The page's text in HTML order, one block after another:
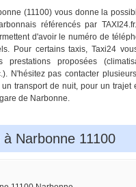
(11100) vous donne la
référencés par
d'avoir le numéro de
Pour certains taxis, Taxi24
prestations proposées
N'hésitez pas contacter
transport de nuit, pour un trajet
de Narbonne.
Narbonne 11100